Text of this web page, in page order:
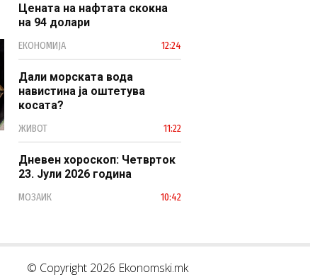
Цената на нафтата скокна
на 94 долари
ЕКОНОМИЈА 12:24
Дали морската вода
навистина ја оштетува
косата?
ЖИВОТ 11:22
Дневен хороскоп: Четврток
23. Јули 2026 година
МОЗАИК 10:42
© Copyright 2026 Ekonomski.mk